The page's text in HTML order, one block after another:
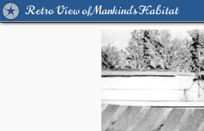
Retro View of Mankind's Habitat